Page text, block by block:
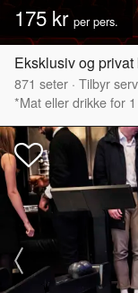
175 kr per pers.
Eksklusiv og
871 seter · Tilbyr
*Mat eller drikke for